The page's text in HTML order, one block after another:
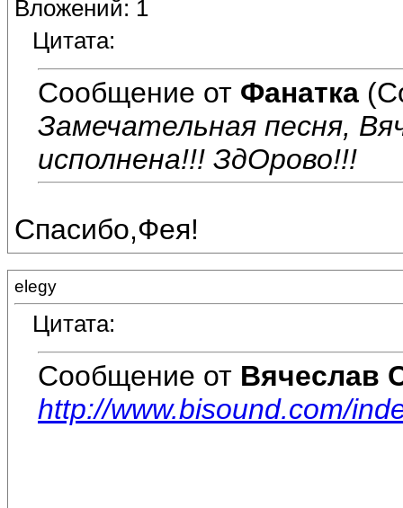
Вложений: 1
Цитата:
Сообщение от Фанатка
Замечательная песня,
исполнена!!! ЗдОрово!!!
Спасибо,Фея!
elegy
Цитата:
Сообщение от Вячеслав
http://www.bisound.com/